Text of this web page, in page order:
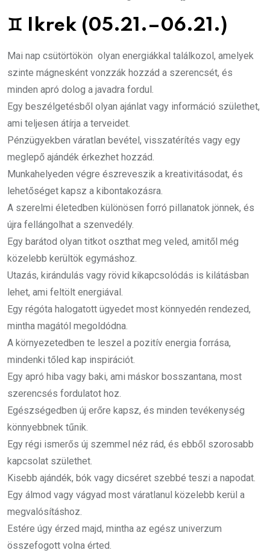
♊ Ikrek (05.21.–06.21.)
Mai nap csütörtökön olyan energiákkal találkozol, amelyek
szinte mágnesként vonzzák hozzád a szerencsét, és
minden apró dolog a javadra fordul.
Egy beszélgetésből olyan ajánlat vagy információ születhet,
ami teljesen átírja a terveidet.
Pénzügyekben váratlan bevétel, visszatérítés vagy egy
meglepő ajándék érkezhet hozzád.
Munkahelyeden végre észreveszik a kreativitásodat, és
lehetőséget kapsz a kibontakozásra.
A szerelmi életedben különösen forró pillanatok jönnek, és
újra fellángolhat a szenvedély.
Egy barátod olyan titkot oszthat meg veled, amitől még
közelebb kerültök egymáshoz.
Utazás, kirándulás vagy rövid kikapcsolódás is kilátásban
lehet, ami feltölt energiával.
Egy régóta halogatott ügyedet most könnyedén rendezed,
mintha magától megoldódna.
A környezetedben te leszel a pozitív energia forrása,
mindenki tőled kap inspirációt.
Egy apró hiba vagy baki, ami máskor bosszantana, most
szerencsés fordulatot hoz.
Egészségedben új erőre kapsz, és minden tevékenység
könnyebbnek tűnik.
Egy régi ismerős új szemmel néz rád, és ebből szorosabb
kapcsolat születhet.
Kisebb ajándék, bók vagy dicséret szebbé teszi a napodat.
Egy álmod vagy vágyad most váratlanul közelebb kerül a
megvalósításhoz.
Estére úgy érzed majd, mintha az egész univerzum
összefogott volna érted.